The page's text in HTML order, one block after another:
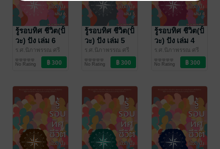
รู้รอบทิศ ชีวิต(ปั้
วะ) ปัง เล่ม 6
ร.ศ.นิภาพรรณ ศรี
/ พรรณนิภ
วรรณกรรมทั่วไป
No Rating
รู้รอบทิศ ชีวิต(ปั้
วะ) ปัง เล่ม 5
ร.ศ.นิภาพรรณ ศรี
/ พรรณนิภ
วรรณกรรมทั่วไป
No Rating
รู้รอบทิศ ชีวิต(ปั้
วะ) ปัง เล่ม 4
ร.ศ.นิภาพรรณ ศรี
/ พรรณนิภ
วรรณกรรมทั่วไป
No Rating